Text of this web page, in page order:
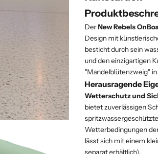
DerNew Rebels
Design mit
besticht durch sein
und den einzigartigen
"Mandelblütenzweig"
Herausragende
Wetterschutz und
bietet zuverlässigen
Wetterbedingungen
lässt sich mit einem
separat erhältlich).